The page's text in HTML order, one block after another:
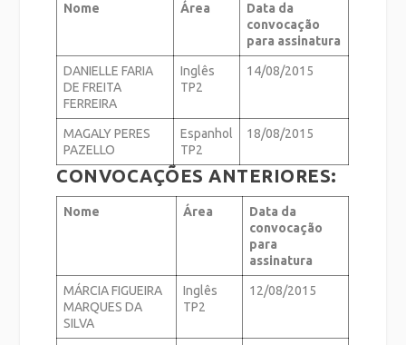
Nome Área
Data da
convocação
para assinatura
DANIELLE FARIA
DE FREITA
FERREIRA
Inglês
TP2
14/08/2015
MAGALY PERES
PAZELLO
Espanhol
TP2
18/08/2015
CONVOCAÇÕES ANTERIORES:
Nome Área
Data da
convocação
para
assinatura
MÁRCIA FIGUEIRA
MARQUES DA
SILVA
Inglês
TP2
12/08/2015